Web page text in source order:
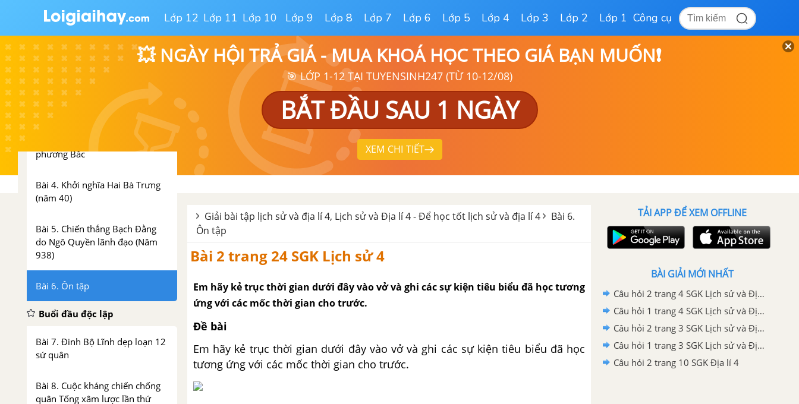
Lớp 12 Lớp 11 Lớp 10 Lớp 9 Lớp 8 Lớp 7 Lớp 6 Lớp 5 Lớp 4 Lớp 3 Lớp 2 Lớp 1 Công cụ
💥 NGÀY HỘI TRẢ GIÁ - MUA KHOÁ HỌC THEO GIÁ BẠN MUỐN❗
🎯 LỚP 1-12 TẠI TUYENSINH247 (TỪ 10-12/08)
BẮT ĐẦU SAU 1 NGÀY
XEM CHI TIẾT
Bài 1. Nước Văn Lang
Bài 2. Nước Âu Lạc
Hơn một nghìn năm đấu
tranh giành lại độc lập
Bài 3. Nước ta dưới ách đô hộ
của các triều đại phong kiến
phương Bắc
Bài 4. Khởi nghĩa Hai Bà Trưng
(năm 40)
Bài 5. Chiến thắng Bạch Đằng
do Ngô Quyền lãnh đạo (Năm
938)
Bài 6. Ôn tập
Buổi đầu độc lập
Bài 7. Đinh Bộ Lĩnh dẹp loạn 12
sứ quân
Bài 8. Cuộc kháng chiến chống
quân Tống xâm lược lần thứ
Giải bài tập lịch sử và địa lí 4, Lịch sử và Địa lí 4 - Để học tốt lịch sử và địa lí 4
Bài 6.
Ôn tập
Bài 2 trang 24 SGK Lịch sử 4
Em hãy kẻ trục thời gian dưới đây vào vở và ghi các sự kiện tiêu biểu đã học tương
ứng với các mốc thời gian cho trước.
Đề bài
Em hãy kẻ trục thời gian dưới đây vào vở và ghi các sự kiện tiêu biểu đã học
tương ứng với các mốc thời gian cho trước.
TẢI APP ĐỂ XEM OFFLINE
BÀI GIẢI MỚI NHẤT
Câu hỏi 2 trang 4 SGK Lịch sử và Địa lí 4
Câu hỏi 1 trang 4 SGK Lịch sử và Địa lí 4
Câu hỏi 2 trang 3 SGK Lịch sử và Địa lí 4
Câu hỏi 1 trang 3 SGK Lịch sử và Địa lí 4
Câu hỏi 2 trang 10 SGK Địa lí 4